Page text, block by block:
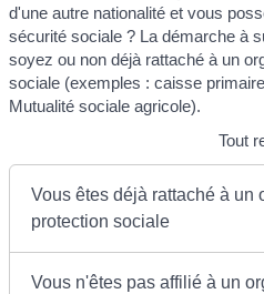
d'une autre nationalité et vous
sécurité sociale ? La démarche à
soyez ou non déjà rattaché à un
sociale (exemples : caisse
Mutualité sociale agricole).
Tout
Vous êtes déjà rattaché à un
protection sociale
Vous n'êtes pas affilié à un